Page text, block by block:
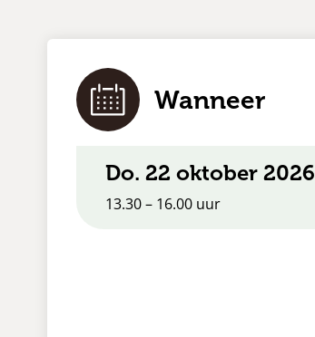
Wanneer
do. 22 oktober 2026
13.30 – 16.00 uur